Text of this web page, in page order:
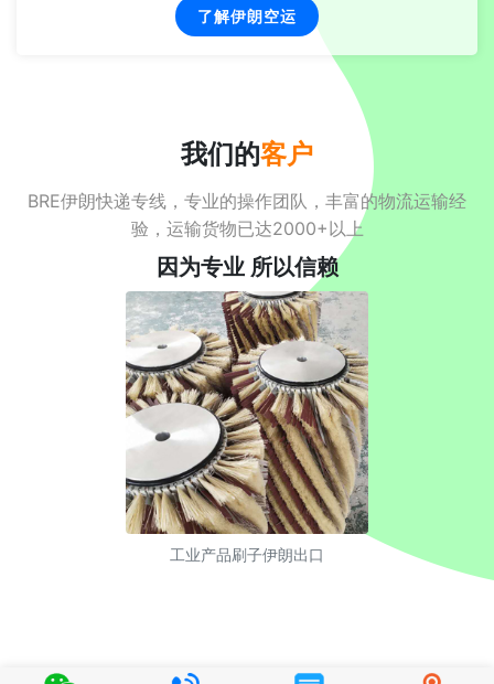
了解伊朗空运
我们的客户
BRE伊朗快递专线，专业的操作团队，丰富的物流运输经
验，运输货物已达2000+以上
因为专业 所以信赖
工业产品刷子伊朗出口